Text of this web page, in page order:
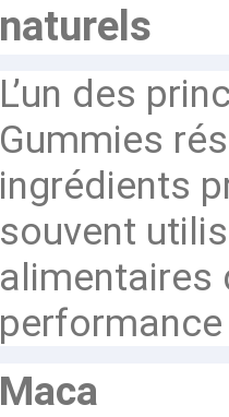
naturels
L’un des
Gummies
ingrédients
souvent
alimentaires
Maca